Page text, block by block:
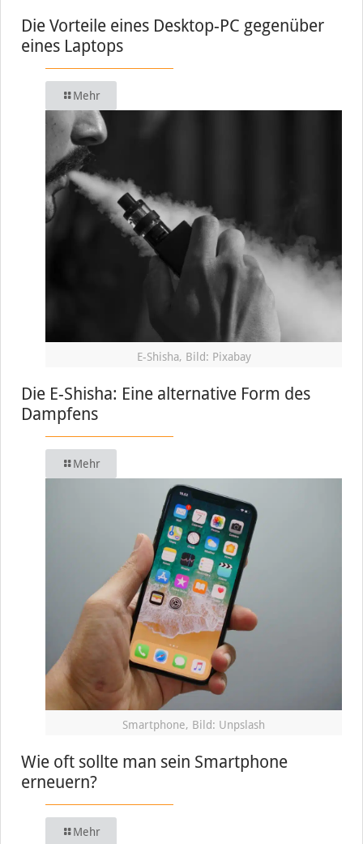
Die Vorteile eines Desktop-PC gegenüber
eines Laptops
Mehr
E-Shisha, Bild: Pixabay
Die E-Shisha: Eine alternative Form des
Dampfens
Mehr
Smartphone, Bild: Unpslash
Wie oft sollte man sein Smartphone
erneuern?
Mehr